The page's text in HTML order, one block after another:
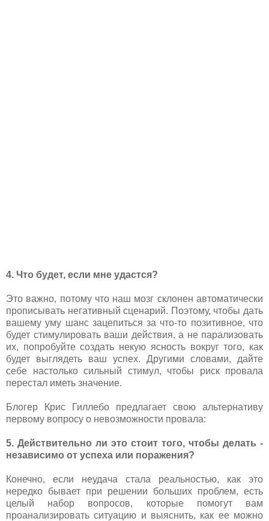
4. Что будет, если мне удастся?
Это важно, потому что наш мозг склонен автоматически
прописывать негативный сценарий. Поэтому, чтобы дать
вашему уму шанс зацепиться за что-то позитивное, что
будет стимулировать ваши действия, а не парализовать
их, попробуйте создать некую ясность вокруг того, как
будет выглядеть ваш успех. Другими словами, дайте
себе настолько сильный стимул, чтобы риск провала
перестал иметь значение.
Блогер Крис Гиллебо предлагает свою альтернативу
первому вопросу о невозможности провала:
5. Действительно ли это стоит того, чтобы делать -
независимо от успеха или поражения?
Конечно, если неудача стала реальностью, как это
нередко бывает при решении больших проблем, есть
целый набор вопросов, которые помогут вам
проанализировать ситуацию и выяснить, как ее можно